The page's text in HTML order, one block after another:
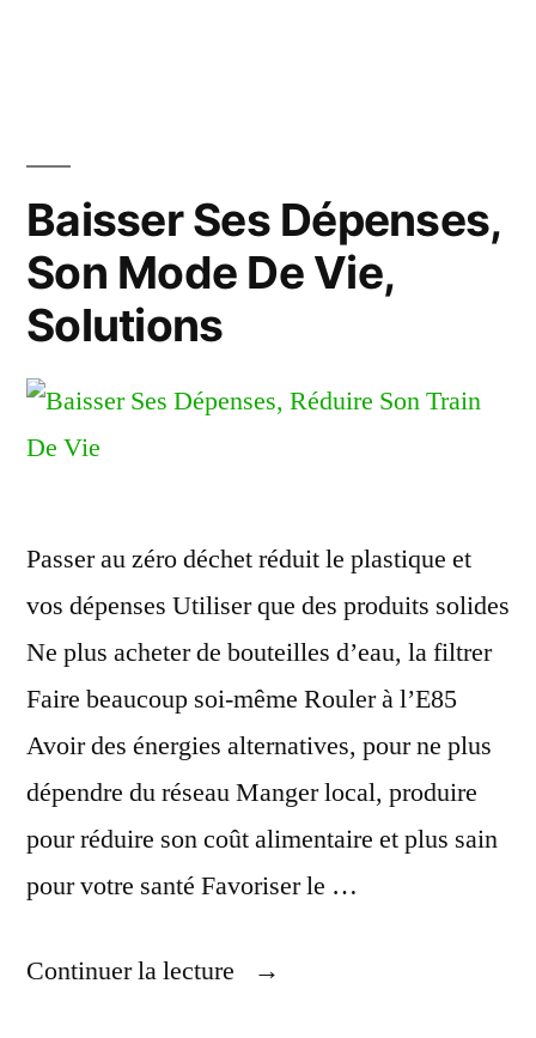
Baisser Ses Dépenses,
Son Mode De Vie,
Solutions
Passer au zéro déchet réduit le plastique et
vos dépenses Utiliser que des produits solides
Ne plus acheter de bouteilles d’eau, la filtrer
Faire beaucoup soi-même Rouler à l’E85
Avoir des énergies alternatives, pour ne plus
dépendre du réseau Manger local, produire
pour réduire son coût alimentaire et plus sain
pour votre santé Favoriser le …
Continuer la lecture
« Baisser